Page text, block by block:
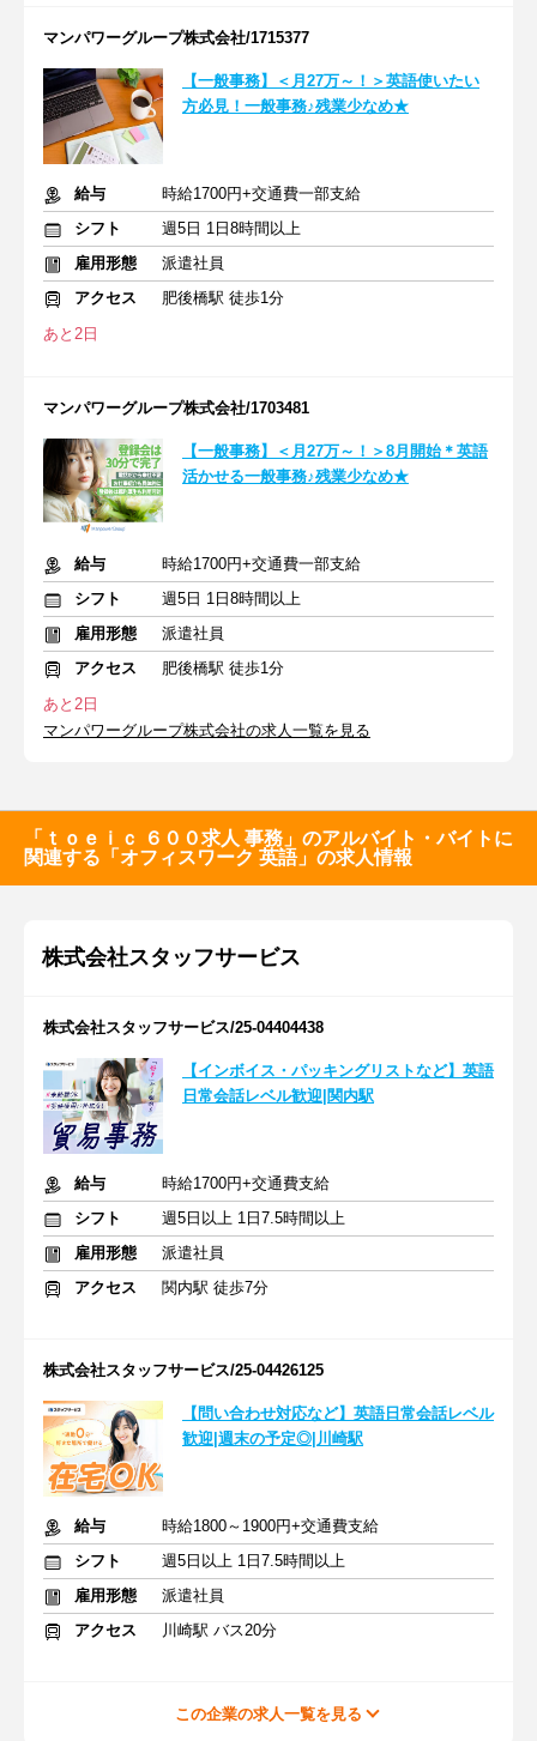
マンパワーグループ株式会社/1715377
【一般事務】＜月27万～！＞英語使いたい
方必見！一般事務♪残業少なめ★
給与
時給1700円+交通費一部支給
シフト
週5日 1日8時間以上
雇用形態
派遣社員
アクセス
肥後橋駅 徒歩1分
あと2日
マンパワーグループ株式会社/1703481
【一般事務】＜月27万～！＞8月開始＊英語
活かせる一般事務♪残業少なめ★
給与
時給1700円+交通費一部支給
シフト
週5日 1日8時間以上
雇用形態
派遣社員
アクセス
肥後橋駅 徒歩1分
あと2日
マンパワーグループ株式会社の求人一覧を見る
「ｔｏｅｉｃ ６００求人 事務」のアルバイト・バイトに
関連する「オフィスワーク 英語」の求人情報
株式会社スタッフサービス
株式会社スタッフサービス/25-04404438
【インボイス・パッキングリストなど】英語
日常会話レベル歓迎|関内駅
給与
時給1700円+交通費支給
シフト
週5日以上 1日7.5時間以上
雇用形態
派遣社員
アクセス
関内駅 徒歩7分
株式会社スタッフサービス/25-04426125
【問い合わせ対応など】英語日常会話レベル
歓迎|週末の予定◎|川崎駅
給与
時給1800～1900円+交通費支給
シフト
週5日以上 1日7.5時間以上
雇用形態
派遣社員
アクセス
川崎駅 バス20分
この企業の求人一覧を見る